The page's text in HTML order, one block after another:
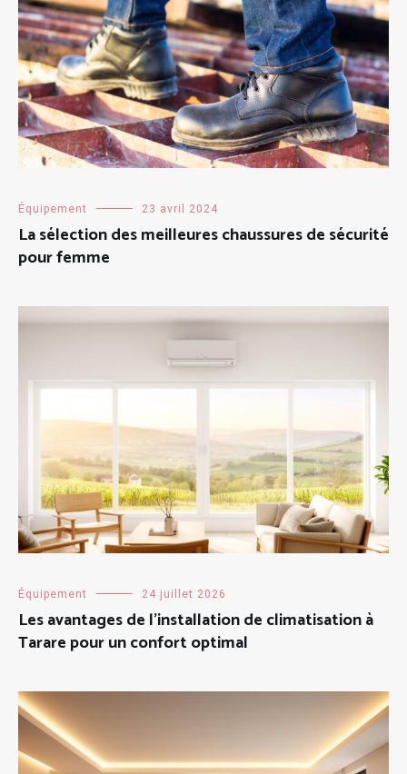
Équipement 23 avril 2024
La sélection des meilleures chaussures de sécurité
pour femme
Équipement 24 juillet 2026
Les avantages de l’installation de climatisation à
Tarare pour un confort optimal